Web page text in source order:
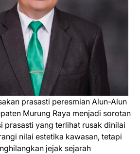
prasasti peresmian Alun-Alun
Murung Raya menjadi sorotan
prasasti yang terlihat rusak dinilai
nilai estetika kawasan, tetapi
jejak sejarah